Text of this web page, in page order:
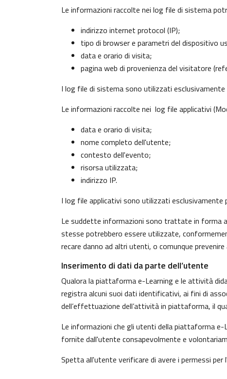
Le informazioni raccolte nei log file di sistema
indirizzo internet protocol (IP);
tipo di browser e parametri del dispositivo
data e orario di visita;
pagina web di provenienza del visitatore
I log file di sistema sono utilizzati
Le informazioni raccolte nei log file applicativi
data e orario di visita;
nome completo dell'utente;
contesto dell'evento;
risorsa utilizzata;
indirizzo IP.
I log file applicativi sono utilizzati
Le suddette informazioni sono trattate in forma
stesse potrebbero essere utilizzate,
recare danno ad altri utenti, o comunque
Inserimento di dati da parte dell’utente
Qualora la piattaforma e-Learning e le attività
registra alcuni suoi dati identificativi, ai fini di
dell’effettuazione dell’attività in piattaforma, il
Le informazioni che gli utenti della piattaforma e-
fornite dall'utente consapevolmente e
Spetta all'utente verificare di avere i permessi